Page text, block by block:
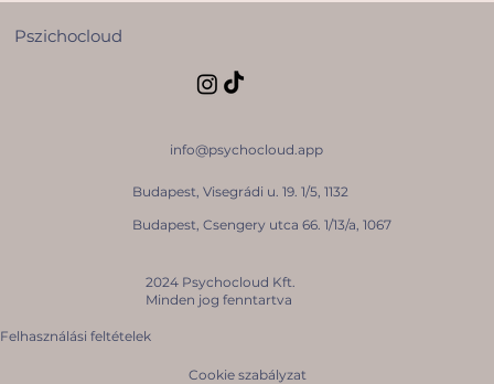
2024 Psychocloud Kft.
Minden jog fenntartva
Felhasználási feltételek
Cookie szabályzat
info@psychocloud.app
Budapest, Visegrádi u. 19. 1/5, 1132
Budapest, Csengery utca 66. 1/13/a, 1067
Pszichocloud